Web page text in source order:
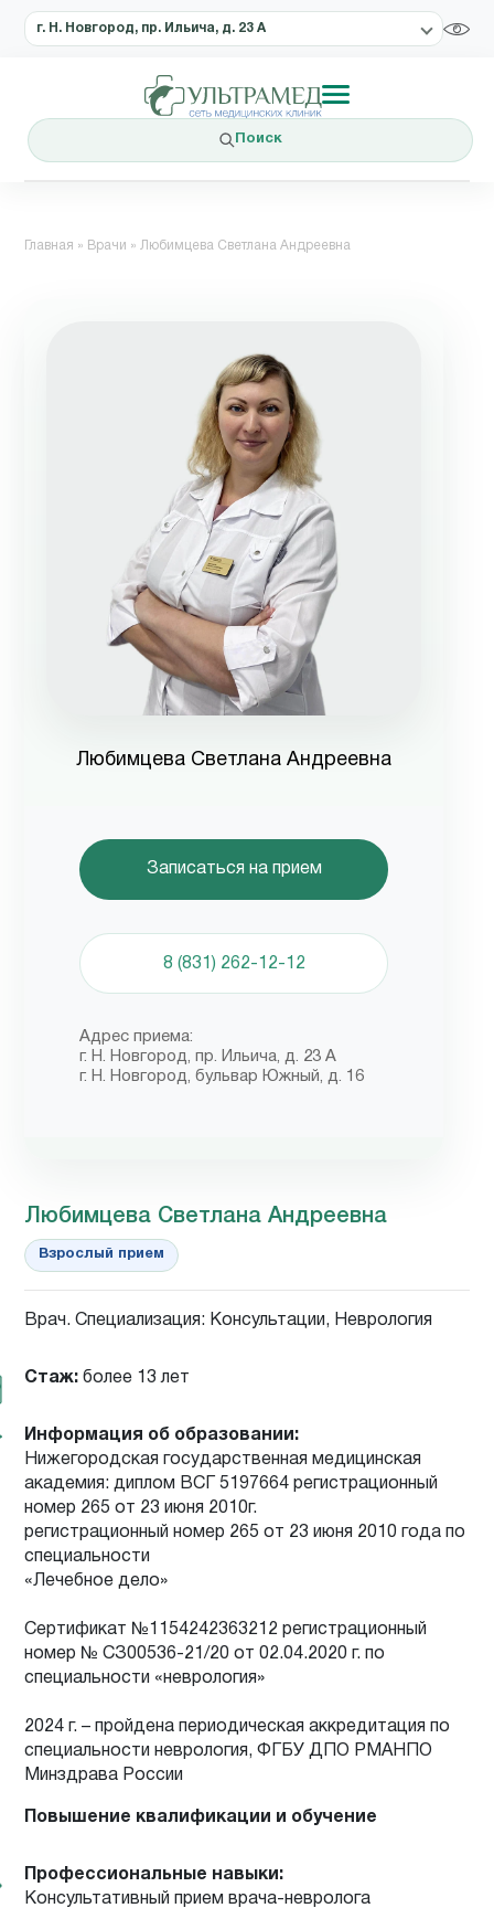
г. Н. Новгород, пр. Ильича, д. 23 А
Поиск
Главная » Врачи » Любимцева Светлана Андреевна
Любимцева Светлана Андреевна
Записаться на прием
8 (831) 262-12-12
Адрес приема:
г. Н. Новгород, пр. Ильича, д. 23 А
г. Н. Новгород, бульвар Южный, д. 16
Любимцева Светлана Андреевна
Взрослый прием
Врач. Специализация: Консультации, Неврология
Стаж: более 13 лет
Информация об образовании:
Нижегородская государственная медицинская
академия: диплом ВСГ 5197664 регистрационный
номер 265 от 23 июня 2010г.
регистрационный номер 265 от 23 июня 2010 года по
специальности
«Лечебное дело»
Сертификат №1154242363212 регистрационный
номер № СЗ00536-21/20 от 02.04.2020 г. по
специальности «неврология»
2024 г. – пройдена периодическая аккредитация по
специальности неврология, ФГБУ ДПО РМАНПО
Минздрава России
Повышение квалификации и обучение
Профессиональные навыки:
Консультативный прием врача-невролога